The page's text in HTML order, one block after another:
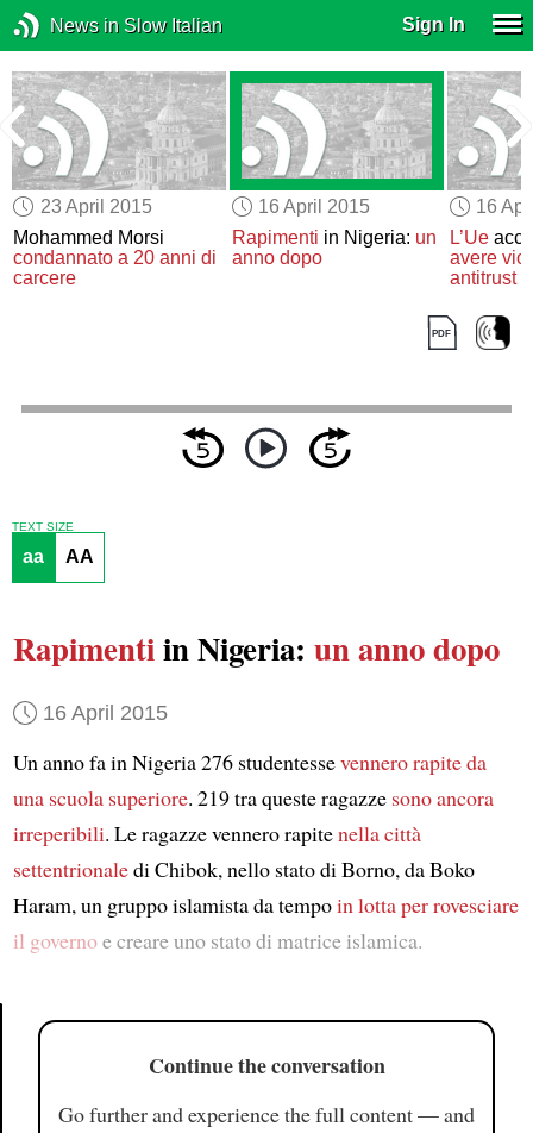
News in Slow Italian Sign In
23 April 2015
Mohammed Morsi
condannato a 20 anni di
carcere
16 April 2015
Rapimenti in Nigeria: un
anno dopo
16
L’Ue
avere
antitrust
TEXT SIZE
aa AA
Rapimentiin Nigeria: un anno dopo
16 April 2015
Un anno fa in Nigeria 276 studentessevennero rapiteda
una scuola superiore. 219 tra queste ragazze sono ancora
irreperibili. Le ragazze vennero rapitenella città
settentrionaledi Chibok, nello stato di Borno, da Boko
Haram, un gruppo islamista da tempoin lottaper rovesciare
il governoe creare uno stato di matrice islamica.
Continue the conversation
Go further and experience the full content — and